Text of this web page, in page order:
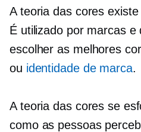
A teoria das cores
É utilizado por marcas
escolher as melhores
ou identidade de marca.
A teoria das cores se
como as pessoas